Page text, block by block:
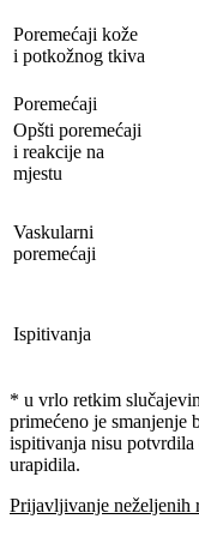
Poremećaji kože
i potkožnog tkiva
Poremećaji
Opšti poremećaji
i reakcije na
mjestu
Vaskularni
poremećaji
Ispitivanja
* u vrlo retkim
primećeno je smanjenje
ispitivanja nisu potvrdila
urapidila.
Prijavljivanje neželjenih